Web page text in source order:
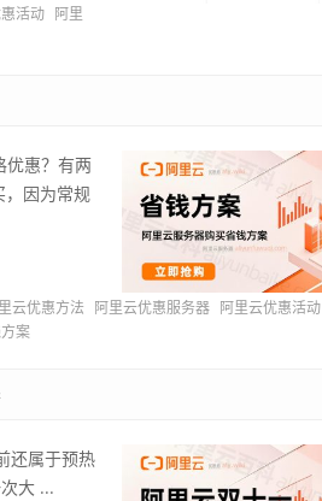
活动
阿里
优惠？有两
，因为常规
云优惠方法 阿里云优惠服务器 阿里云优惠活动
案
还属于预热
大 ...